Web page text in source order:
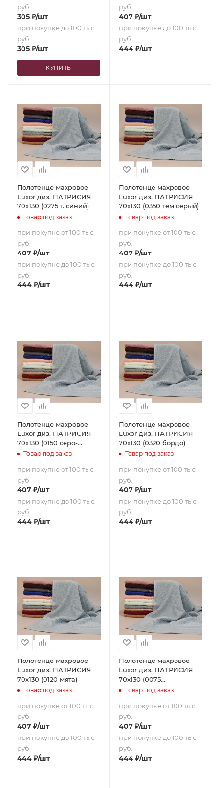
руб.
305 ₽/шт
при покупке до 100 тыс.
руб.
305 ₽/шт
КУПИТЬ
руб.
407₽/шт
при покупке до 100 тыс.
руб.
444₽/шт
Полотенце махровое
Luxor диз. ПАТРИСИЯ
70х130 (0275 т. синий)
Товар под заказ
при покупке от 100 тыс.
руб.
407 ₽/шт
при покупке до 100 тыс.
руб.
444 ₽/шт
Полотенце махровое
Luxor диз. ПАТРИСИЯ
70х130 (0350 тем серый)
Товар под заказ
при покупке от 100 тыс.
руб.
407₽/шт
при покупке до 100 тыс.
руб.
444₽/шт
Полотенце махровое
Luxor диз. ПАТРИСИЯ
70х130 (0150 серо-
голубой)
Товар под заказ
при покупке от 100 тыс.
руб.
407 ₽/шт
при покупке до 100 тыс.
руб.
444 ₽/шт
Полотенце махровое
Luxor диз. ПАТРИСИЯ
70х130 (0320 бордо)
Товар под заказ
при покупке от 100 тыс.
руб.
407₽/шт
при покупке до 100 тыс.
руб.
444₽/шт
Полотенце махровое
Luxor диз. ПАТРИСИЯ
70х130 (0120 мята)
Товар под заказ
при покупке от 100 тыс.
руб.
407 ₽/шт
при покупке до 100 тыс.
руб.
444 ₽/шт
Полотенце махровое
Luxor диз. ПАТРИСИЯ
70х130 (0075
брусничный)
Товар под заказ
при покупке от 100 тыс.
руб.
407₽/шт
при покупке до 100 тыс.
руб.
444₽/шт